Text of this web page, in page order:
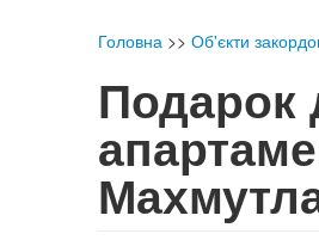
Головна >> Об'єкти
Подарок